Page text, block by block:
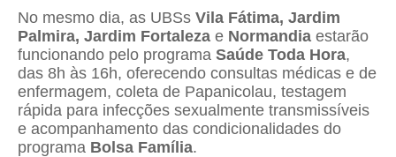
No mesmo dia, as UBSs Vila Fátima, Jardim
Palmira, Jardim Fortaleza e Normandia estarão
funcionando pelo programa Saúde Toda Hora,
das 8h às 16h, oferecendo consultas médicas e de
enfermagem, coleta de Papanicolau, testagem
rápida para infecções sexualmente transmissíveis
e acompanhamento das condicionalidades do
programa Bolsa Família.